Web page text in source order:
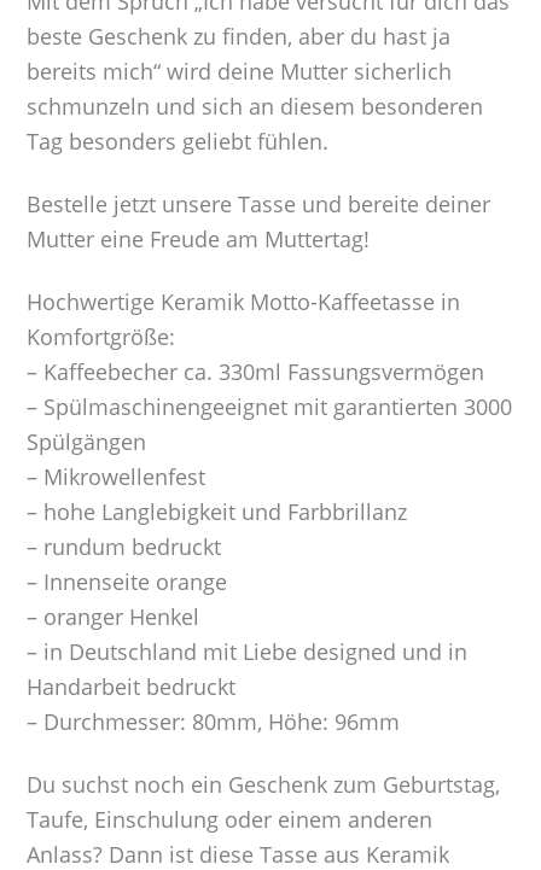
beste Geschenk zu finden, aber du hast ja
bereits mich“ wird deine Mutter sicherlich
schmunzeln und sich an diesem besonderen
Tag besonders geliebt fühlen.
Bestelle jetzt unsere Tasse und bereite deiner
Mutter eine Freude am Muttertag!
Hochwertige Keramik Motto-Kaffeetasse in
Komfortgröße:
– Kaffeebecher ca. 330ml Fassungsvermögen
– Spülmaschinengeeignet mit garantierten 3000
Spülgängen
– Mikrowellenfest
– hohe Langlebigkeit und Farbbrillanz
– rundum bedruckt
– Innenseite orange
– oranger Henkel
– in Deutschland mit Liebe designed und in
Handarbeit bedruckt
– Durchmesser: 80mm, Höhe: 96mm
Du suchst noch ein Geschenk zum Geburtstag,
Taufe, Einschulung oder einem anderen
Anlass? Dann ist diese Tasse aus Keramik